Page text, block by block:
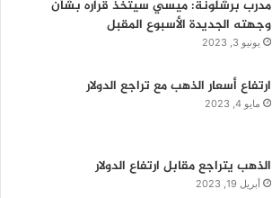
مدرب برشلونة: ميسي سيتخذ قراره بشأن
وجهته الجديدة الأسبوع المقبل
يونيو 3, 2023
ارتفاع أسعار الذهب مع تراجع الدولار
مايو 4, 2023
الذهب يتراجع مقابل ارتفاع الدولار
أبريل 19, 2023